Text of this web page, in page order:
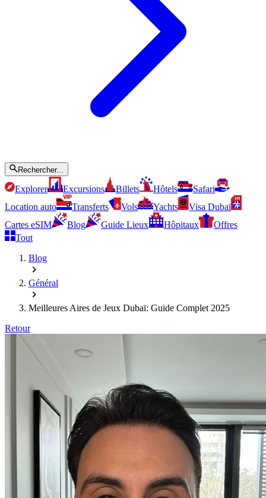
Rechercher...
Explorer Excursions Billets Hôtels
Safari
Location auto
Transferts Vols Yachts
Visa Dubaï
Cartes eSIM
Blog Guide Lieux Hôpitaux
Offres
Tout
Blog
Général
Meilleures Aires de Jeux Dubaï: Guide Complet 2025
Retour